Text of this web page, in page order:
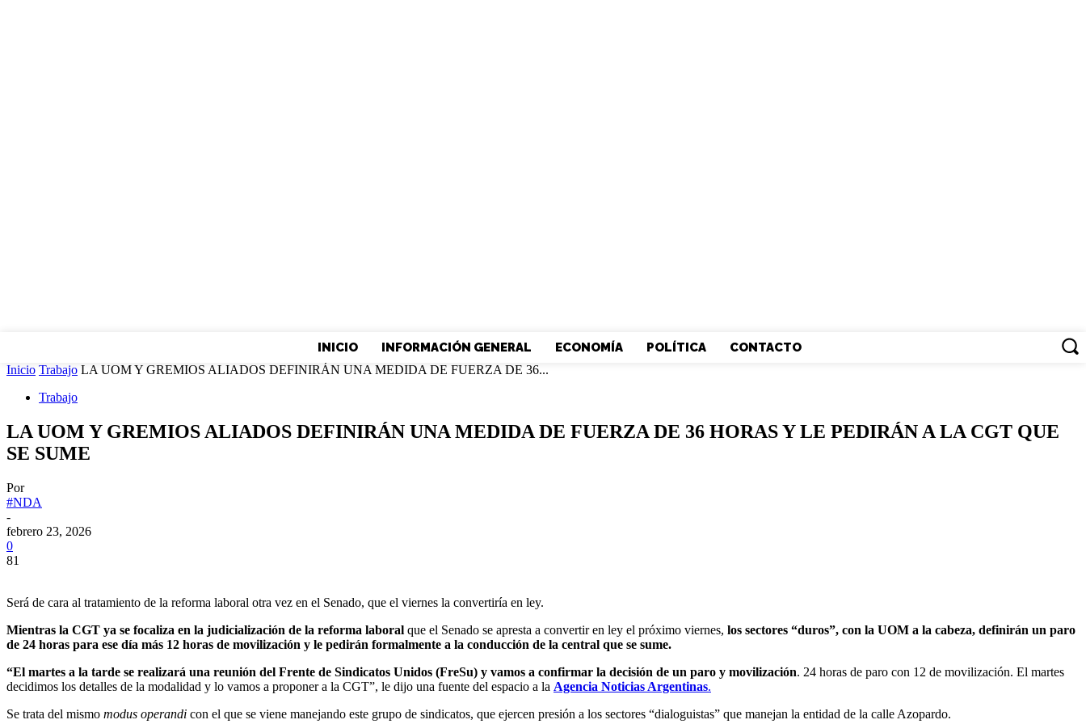
INICIO INFORMACIÓN GENERAL ECONOMÍA POLÍTICA CONTACTO
Inicio Trabajo LA UOM Y GREMIOS ALIADOS DEFINIRÁN UNA MEDIDA DE FUERZA DE 36...
Trabajo
LA UOM Y GREMIOS ALIADOS DEFINIRÁN UNA MEDIDA DE FUERZA DE 36 HORAS Y LE PEDIRÁN A LA CGT QUE
SE SUME
Por
#NDA
-
febrero 23, 2026
0
81
Será de cara al tratamiento de la reforma laboral otra vez en el Senado, que el viernes la convertiría en ley.
Mientras la CGT ya se focaliza en la judicialización de la reforma laboral que el Senado se apresta a convertir en ley el próximo viernes, los sectores “duros”, con la UOM a la cabeza, definirán un paro
de 24 horas para ese día más 12 horas de movilización y le pedirán formalmente a la conducción de la central que se sume.
“El martes a la tarde se realizará una reunión del Frente de Sindicatos Unidos (FreSu) y vamos a confirmar la decisión de un paro y movilización. 24 horas de paro con 12 de movilización. El martes
decidimos los detalles de la modalidad y lo vamos a proponer a la CGT”, le dijo una fuente del espacio a la Agencia Noticias Argentinas.
Se trata del mismo modus operandi con el que se viene manejando este grupo de sindicatos, que ejercen presión a los sectores “dialoguistas” que manejan la entidad de la calle Azopardo.